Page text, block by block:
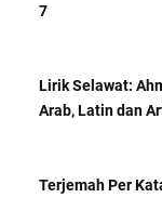
7
Lirik Selawat:
Arab, Latin dan
Terjemah Per